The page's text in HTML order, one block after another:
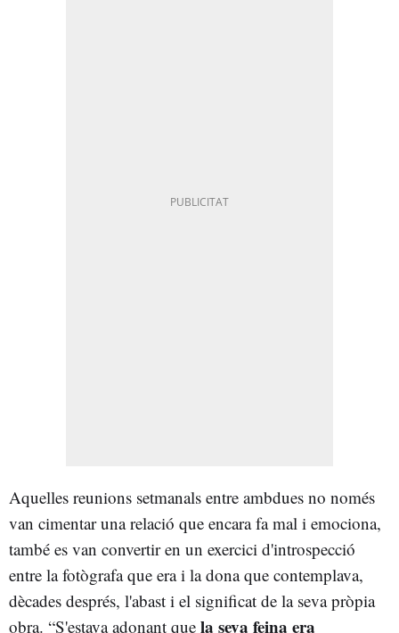
Aquelles reunions setmanals entre ambdues no només
van cimentar una relació que encara fa mal i emociona,
també es van convertir en un exercici d'introspecció
entre la fotògrafa que era i la dona que contemplava,
dècades després, l'abast i el significat de la seva pròpia
obra. “S'estava adonant que la seva feina era